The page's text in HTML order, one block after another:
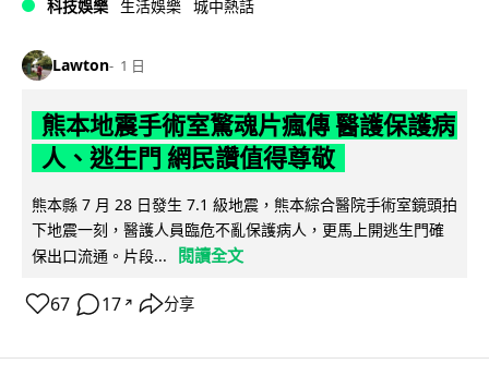
科技娛樂 生活娛樂 城中熱話
Lawton 1 日
熊本地震手術室驚魂片瘋傳 醫護保護病
人、逃生門 網民讚值得尊敬
熊本縣 7 月 28 日發生 7.1 級地震，熊本綜合醫院手術室鏡頭拍
下地震一刻，醫護人員臨危不亂保護病人，更馬上開逃生門確
保出口流通。片段...
閱讀全文
67 17 ↗ 分享